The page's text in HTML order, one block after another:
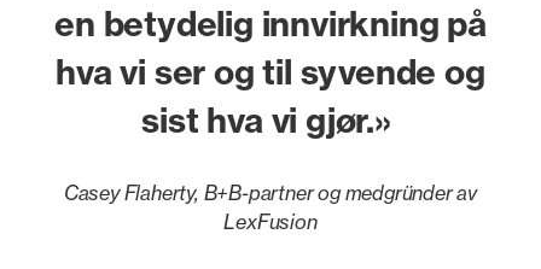
en betydelig innvirkning på
hva vi ser og til syvende og
sist hva vi gjør.»
Casey Flaherty, B+B-partner og medgründer av
LexFusion